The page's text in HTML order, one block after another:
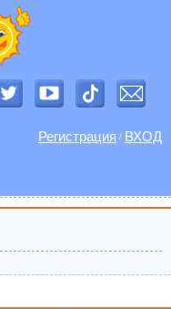
Регистрация / ВХОД